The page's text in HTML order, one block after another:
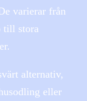
varierar från
till stora
alternativ,
eller